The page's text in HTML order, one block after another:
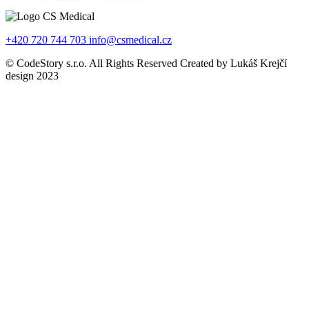
+420 720 744 703 info@csmedical.cz
© CodeStory s.r.o. All Rights Reserved Created by Lukáš Krejčí
design 2023